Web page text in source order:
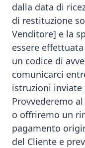
dalla data di
di restituzione
Venditore] e la
essere
un codice di
comunicarci
istruzioni inviate
Provvederemo
o offriremo un
pagamento
del Cliente e